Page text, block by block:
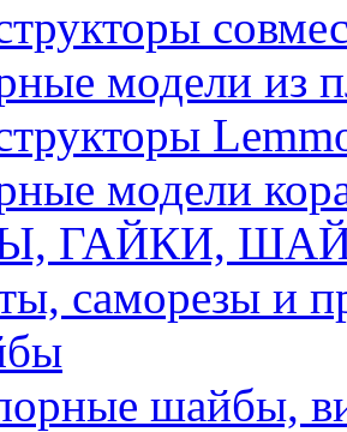
модели из
модели
ГАЙКИ,
саморезы и
шайбы,